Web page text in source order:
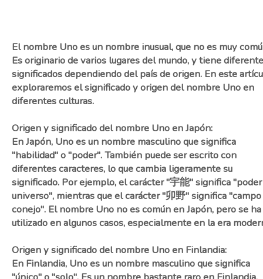
El nombre Uno es un nombre inusual, que no es muy
Es originario de varios lugares del mundo, y tiene
significados dependiendo del país de origen. En este
exploraremos el significado y origen del nombre Uno en
diferentes culturas.
Origen y significado del nombre Uno en Japón:
En Japón, Uno es un nombre masculino que significa
"habilidad" o "poder". También puede ser escrito con
diferentes caracteres, lo que cambia ligeramente su
significado. Por ejemplo, el carácter "宇能" significa
universo", mientras que el carácter "卯野" significa
conejo". El nombre Uno no es común en Japón, pero se ha
utilizado en algunos casos, especialmente en la era
Origen y significado del nombre Uno en Finlandia:
En Finlandia, Uno es un nombre masculino que significa